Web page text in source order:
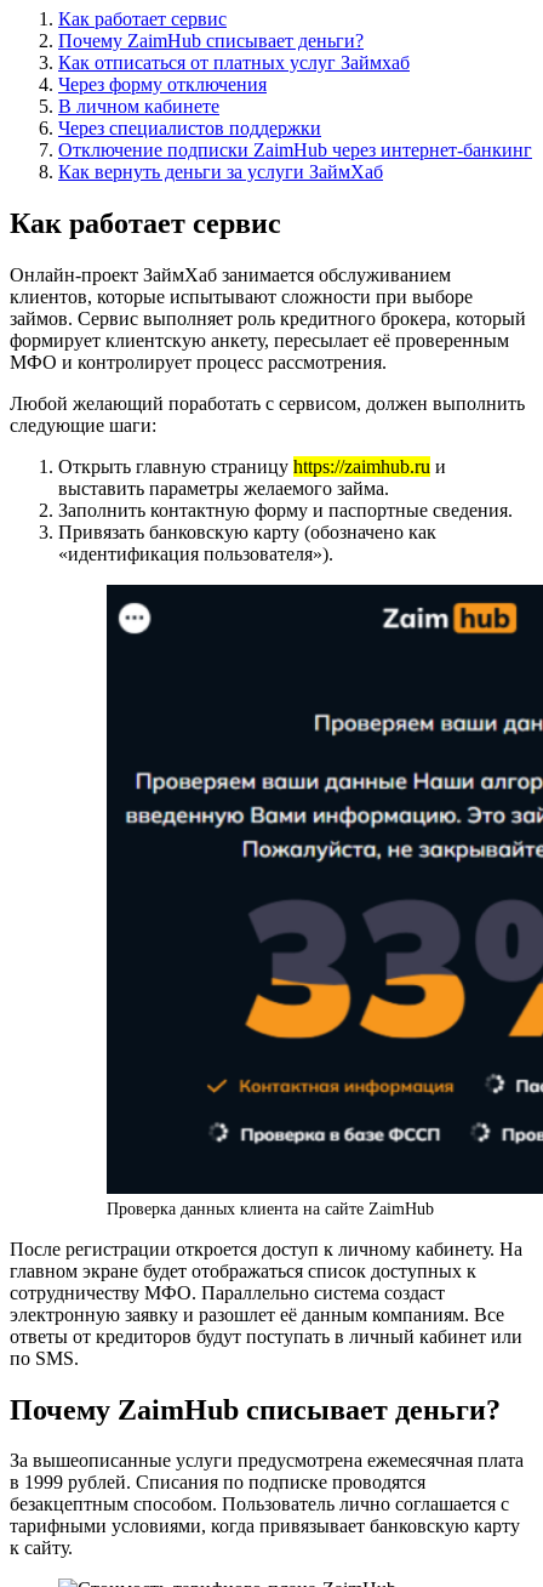
Как работает сервис
Почему ZaimHub списывает деньги?
Как отписаться от платных услуг Займхаб
Через форму отключения
В личном кабинете
Через специалистов поддержки
Отключение подписки ZaimHub через интернет-банкинг
Как вернуть деньги за услуги ЗаймХаб
Как работает сервис
Онлайн-проект ЗаймХаб занимается обслуживанием
клиентов, которые испытывают сложности при выборе
займов. Сервис выполняет роль кредитного брокера, который
формирует клиентскую анкету, пересылает её проверенным
МФО и контролирует процесс рассмотрения.
Любой желающий поработать с сервисом, должен выполнить
следующие шаги:
Открыть главную страницу https://zaimhub.ru и
выставить параметры желаемого займа.
Заполнить контактную форму и паспортные сведения.
Привязать банковскую карту (обозначено как
«идентификация пользователя»).
Проверка данных клиента на сайте ZaimHub
После регистрации откроется доступ к личному кабинету. На
главном экране будет отображаться список доступных к
сотрудничеству МФО. Параллельно система создаст
электронную заявку и разошлет её данным компаниям. Все
ответы от кредиторов будут поступать в личный кабинет или
по SMS.
Почему ZaimHub списывает деньги?
За вышеописанные услуги предусмотрена ежемесячная плата
в 1999 рублей. Списания по подписке проводятся
безакцептным способом. Пользователь лично соглашается с
тарифными условиями, когда привязывает банковскую карту
к сайту.